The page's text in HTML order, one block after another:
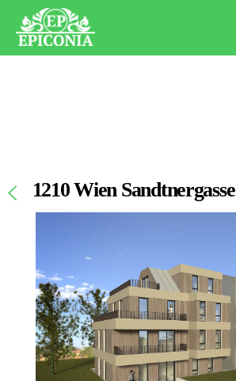
1210 Wien Sandtnergasse